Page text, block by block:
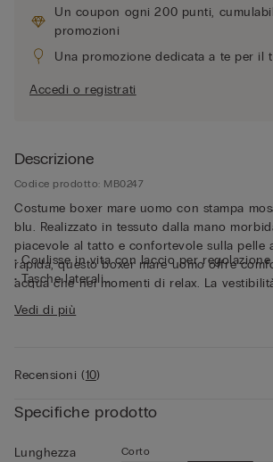
Un coupon ogni 200 punti,
promozioni
Una promozione dedicata a te per il
Accedi o registrati
Descrizione
Codice prodotto: MB0247
Costume boxer mare uomo con stampa
blu. Realizzato in tessuto dalla mano
piacevole al tatto e confortevole sulla pelle
rapida, questo boxer mare uomo offre
acqua che nei momenti di relax. La
garantire libertà di movimento, mentre il
vita assicura una chiusura personalizzabile,
studiata per garantire sostegno e comfort
regolato grazie al laccio che offre
agganciare le chiavi o l’originale
• Coulisse in vita con laccio per regolazione
• Tasche laterali
• Apribottiglie in metallo
• Spacchetto laterale per maggiore libertà
• Vestibilità regular
Vedi di più
Recensioni(10)
Specifiche prodotto
Lunghezza Corto